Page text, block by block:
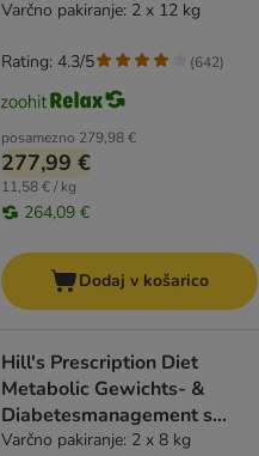
piščancem
Varčno pakiranje: 2 x 12 kg
posamezno 279,98 €
277,99 €
11,58 € / kg
264,09 €
Rating: 4.3/5 (642)
Dodaj v košarico
Hill's Prescription Diet
Metabolic Gewichts- &
Diabetesmanagement s
piščancem
Varčno pakiranje: 2 x 8 kg